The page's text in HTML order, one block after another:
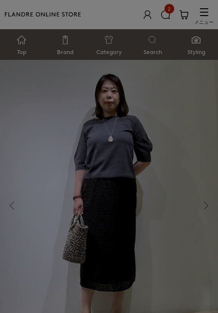
2
メニュー
Top Brand Category Search Styling